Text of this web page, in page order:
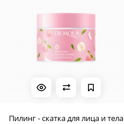
Пилинг - скатка для лица и тела